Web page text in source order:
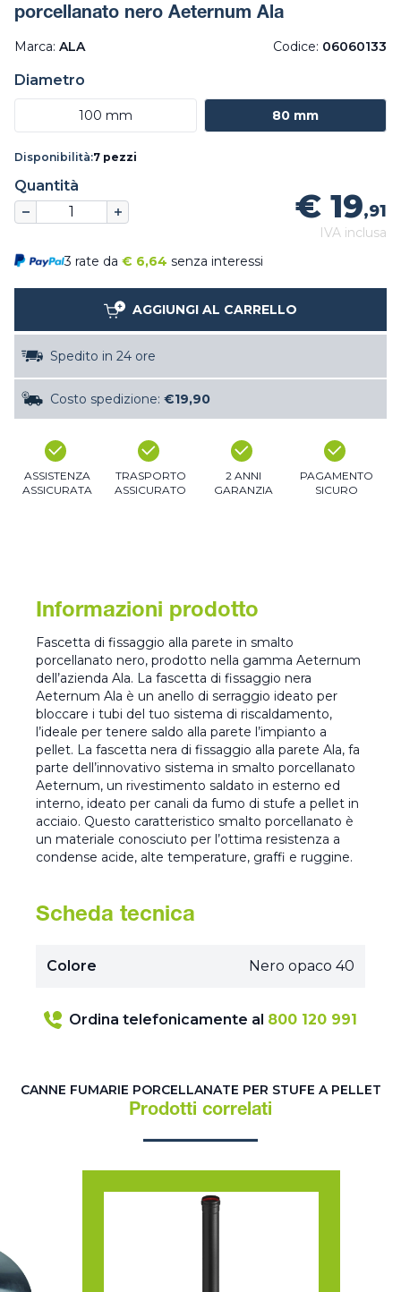
porcellanato nero Aeternum Ala
Marca: ALA Codice: 06060133
Diametro
100 mm 80 mm
Disponibilità:7 pezzi
Quantità
€ 19,91
IVA inclusa
3 rate da € 6,64 senza interessi
AGGIUNGI AL CARRELLO
Spedito in 24 ore
Costo spedizione: €19,90
ASSISTENZA
ASSICURATA
TRASPORTO
ASSICURATO
2 ANNI
GARANZIA
PAGAMENTO
SICURO
Informazioni prodotto
Fascetta di fissaggio alla parete in smalto
porcellanato nero, prodotto nella gamma Aeternum
dell’azienda Ala. La fascetta di fissaggio nera
Aeternum Ala è un anello di serraggio ideato per
bloccare i tubi del tuo sistema di riscaldamento,
l’ideale per tenere saldo alla parete l’impianto a
pellet. La fascetta nera di fissaggio alla parete Ala, fa
parte dell’innovativo sistema in smalto porcellanato
Aeternum, un rivestimento saldato in esterno ed
interno, ideato per canali da fumo di stufe a pellet in
acciaio. Questo caratteristico smalto porcellanato è
un materiale conosciuto per l’ottima resistenza a
condense acide, alte temperature, graffi e ruggine.
Scheda tecnica
Colore Nero opaco 40
Ordina telefonicamente al 800 120 991
CANNE FUMARIE PORCELLANATE PER STUFE A PELLET
Prodotti correlati